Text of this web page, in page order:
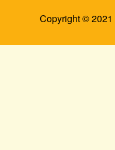
Copyright ©